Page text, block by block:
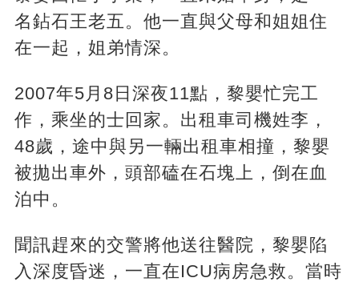
名鉆石王老五。他一直與父母和姐姐住
在一起，姐弟情深。
2007年5月8日深夜11點，黎嬰忙完工
作，乘坐的士回家。出租車司機姓李，
48歲，途中與另一輛出租車相撞，黎嬰
被拋出車外，頭部磕在石塊上，倒在血
泊中。
聞訊趕來的交警將他送往醫院，黎嬰陷
入深度昏迷，一直在ICU病房急救。當時